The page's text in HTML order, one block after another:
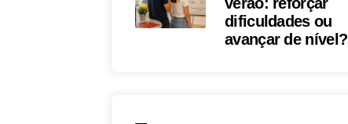
dificuldades ou
avançar de nível?